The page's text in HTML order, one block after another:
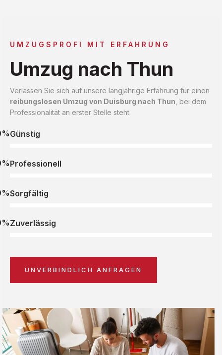
UMZUGSPROFI MIT ERFAHRUNG
Umzug nach Thun
Verlassen Sie sich auf unsere langjährige Erfahrung für einen
reibungslosen Umzug von Duisburg nach Thun , bei dem
Professionalität an erster Stelle steht.
Günstig
Professionell
Sorgfältig
Zuverlässig
UNVERBINDLICH ANFRAGEN